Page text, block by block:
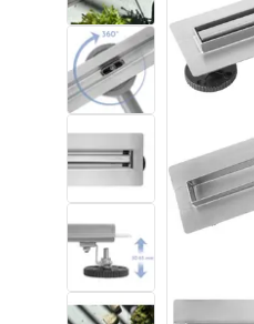
Odpływy liniowe
Toalety, ubikacje
Umywalki
Wanny i parawany
Baterie